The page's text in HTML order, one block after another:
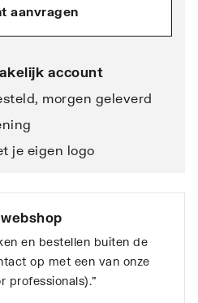
aanvragen
account
morgen geleverd
je eigen logo
en bestellen buiten de
op met een van onze
professionals).”